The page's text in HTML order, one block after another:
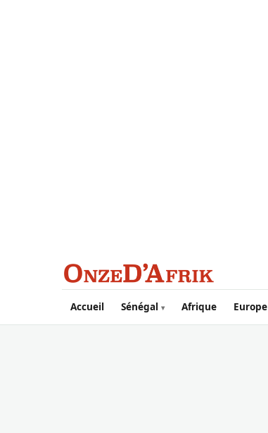
Aller au contenu principal
Accueil Sénégal Afrique Europe